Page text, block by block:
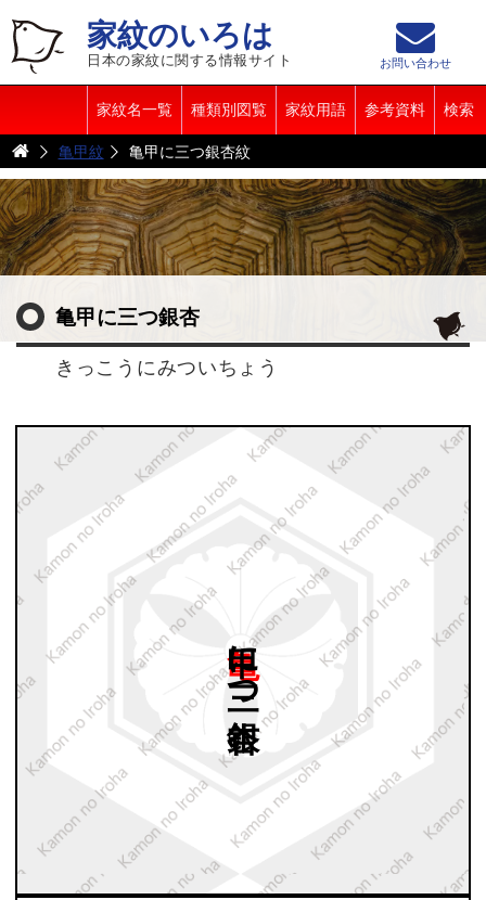
家紋のいろは
日本の家紋に関する情報サイト
家紋名一覧 種類別図覧 家紋用語 参考資料 検索
お問い合わせ
亀甲紋 亀甲に三つ銀杏紋
亀甲に三つ銀杏
きっこうにみついちょう
銀杏